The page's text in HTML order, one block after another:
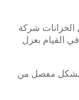
شركة
القيام بعزل
بشكل مفصل من